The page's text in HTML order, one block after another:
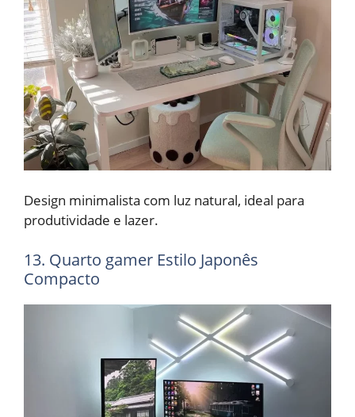
Design minimalista com luz natural, ideal para
produtividade e lazer.
13. Quarto gamer Estilo Japonês
Compacto